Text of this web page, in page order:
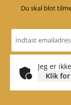
Du skal blot
adresse
Jeg er
Klik